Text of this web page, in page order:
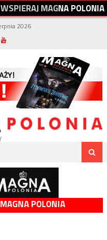
WSPIERAJMAGNAPOLONIA
2026
POLONIA